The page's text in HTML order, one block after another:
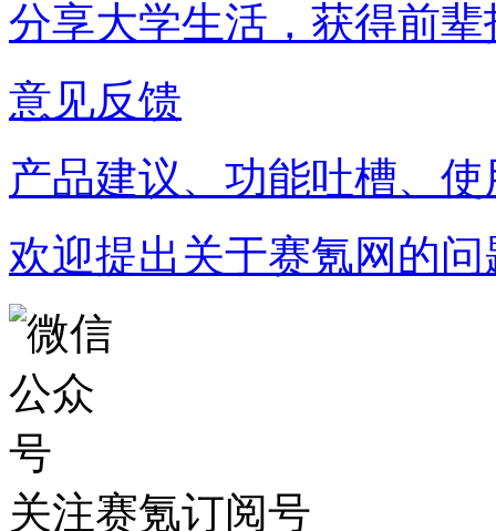
分享大学生活，获得前辈
意见反馈
产品建议、功能吐槽、
欢迎提出关于赛氪网的
关注赛氪订阅号